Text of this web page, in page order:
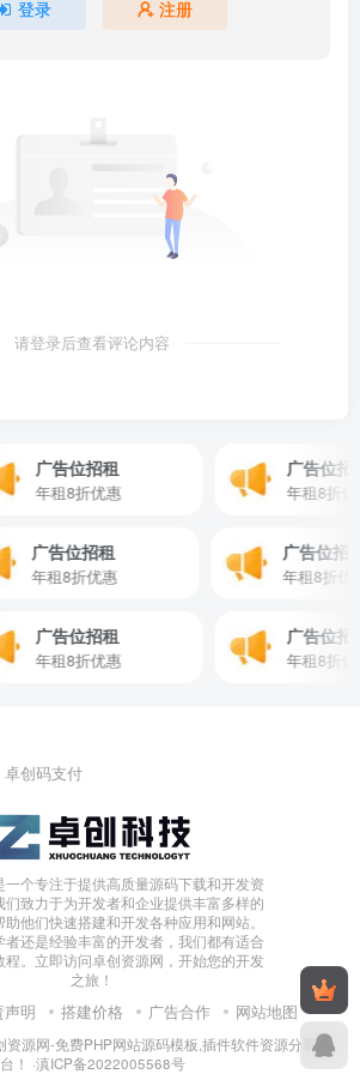
登录 注册
请登录后查看评论内容
广告位招租
年租8折优惠
广告位招租
年租8折优惠
广告位招租
年租8折优惠
广告位
年租8
广告位招租
年租8折优惠
广告位招租
年租8折优惠
卓创码支付
一个专注于提供高质量源码下载和开发资
们致力于为开发者和企业提供丰富多样的
他们快速搭建和开发各种应用和网站。
者还是经验丰富的开发者，我们都有适合
程。立即访问卓创资源网，开始您的开发
之旅！
声明 搭建价格 广告合作 网站地图
资源网-免费PHP网站源码模板,插件软件资源分享平
台！ ·滇ICP备2022005568号